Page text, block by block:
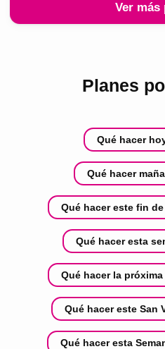
Ver más
Planes
Qué hacer
Qué hacer
Qué hacer este fin
Qué hacer esta
Qué hacer la
Qué hacer este San
Qué hacer esta